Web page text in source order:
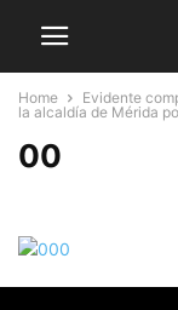
Home
Evidente
la alcaldía de Mérida
00